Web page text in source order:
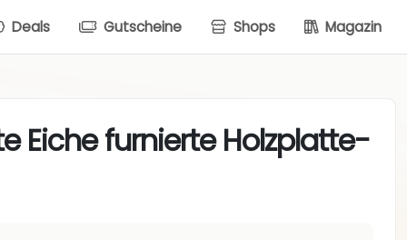
Deals Gutscheine Shops Magazin
Eiche furnierte Holzplatte-